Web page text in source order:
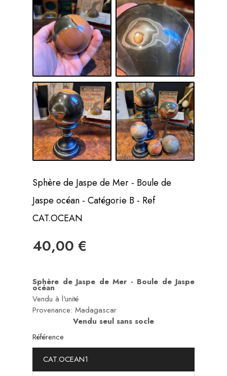
Sphère de Jaspe de Mer - Boule de
Jaspe océan - Catégorie B - Ref
CAT.OCEAN
40,00 €
Sphère de Jaspe de Mer - Boule de Jaspe
océan
Vendu à l'unité
Provenance: Madagascar
Vendu seul sans socle
Référence
CAT.OCEAN1